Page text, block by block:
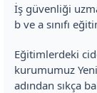
İş güvenliği
b ve a sınıfı
Eğitimlerdeki
kurumumuz
adından sıkça